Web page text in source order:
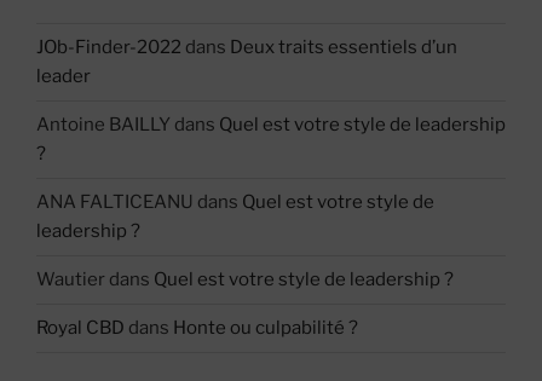
JOb-Finder-2022 dans Deux traits essentiels d’un
leader
Antoine BAILLY dans Quel est votre style de leadership
?
ANA FALTICEANU dans Quel est votre style de
leadership ?
Wautier dans Quel est votre style de leadership ?
Royal CBD dans Honte ou culpabilité ?